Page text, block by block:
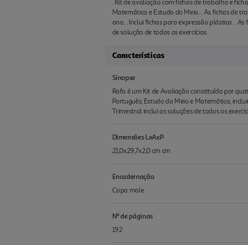
. Kit de avaliação com fichas de trabalho e
Matemática e Estudo do Meio. . As fichas de
ano. . Inclui fichas para expressão plástica. .
de solução de todos os exercícios.
Características
Sinopse
Rafa é um Kit de Avaliação constituído por
Português, Estudo do Meio e Matemática,
Trimestral inclui as soluções de todos os
Dimensões LxAxP
21,0x29,7x2,0 cm cm
Encadernação
Capa mole
Nº de páginas
192